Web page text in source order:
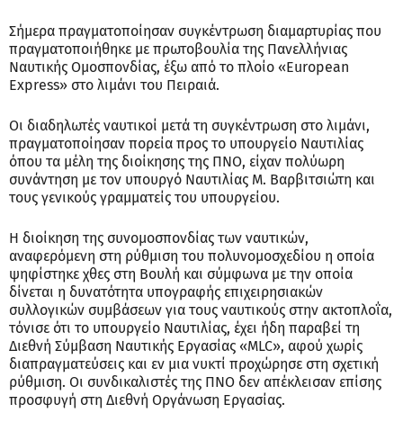
Σήμερα πραγματοποίησαν συγκέντρωση διαμαρτυρίας που
πραγματοποιήθηκε με πρωτοβουλία της Πανελλήνιας
Ναυτικής Ομοσπονδίας, έξω από το πλοίο «European
Express» στο λιμάνι του Πειραιά.
Οι διαδηλωτές ναυτικοί μετά τη συγκέντρωση στο λιμάνι,
πραγματοποίησαν πορεία προς το υπουργείο Ναυτιλίας
όπου τα μέλη της διοίκησης της ΠΝΟ, είχαν πολύωρη
συνάντηση με τον υπουργό Ναυτιλίας Μ. Βαρβιτσιώτη και
τους γενικούς γραμματείς του υπουργείου.
Η διοίκηση της συνομοσπονδίας των ναυτικών,
αναφερόμενη στη ρύθμιση του πολυνομοσχεδίου η οποία
ψηφίστηκε χθες στη Βουλή και σύμφωνα με την οποία
δίνεται η δυνατότητα υπογραφής επιχειρησιακών
συλλογικών συμβάσεων για τους ναυτικούς στην ακτοπλοΐα,
τόνισε ότι το υπουργείο Ναυτιλίας, έχει ήδη παραβεί τη
Διεθνή Σύμβαση Ναυτικής Εργασίας «MLC», αφού χωρίς
διαπραγματεύσεις και εν μια νυκτί προχώρησε στη σχετική
ρύθμιση. Οι συνδικαλιστές της ΠΝΟ δεν απέκλεισαν επίσης
προσφυγή στη Διεθνή Οργάνωση Εργασίας.